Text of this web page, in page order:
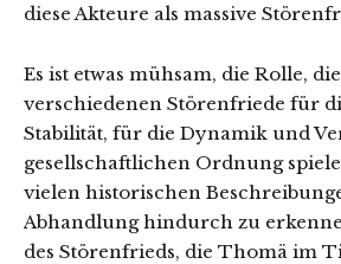
diese Akteure als massive
Es ist etwas mühsam, die Rolle,
verschiedenen Störenfriede für
Stabilität, für die Dynamik und
gesellschaftlichen Ordnung
vielen historischen
Abhandlung hindurch zu
des Störenfrieds, die Thomä im